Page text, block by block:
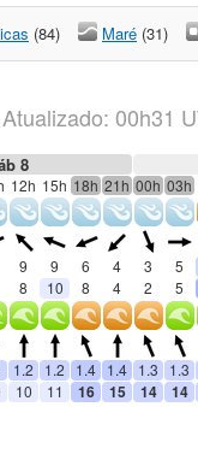
(84) Maré (31)
Atualizado: 00h31
8
12h 15h 18h 21h 00h 03h
9 9 6 4 3 5
8 10 8 4 2 5
1.2 1.2 1.4 1.4 1.3
1.3
10 11 16 15 14 14